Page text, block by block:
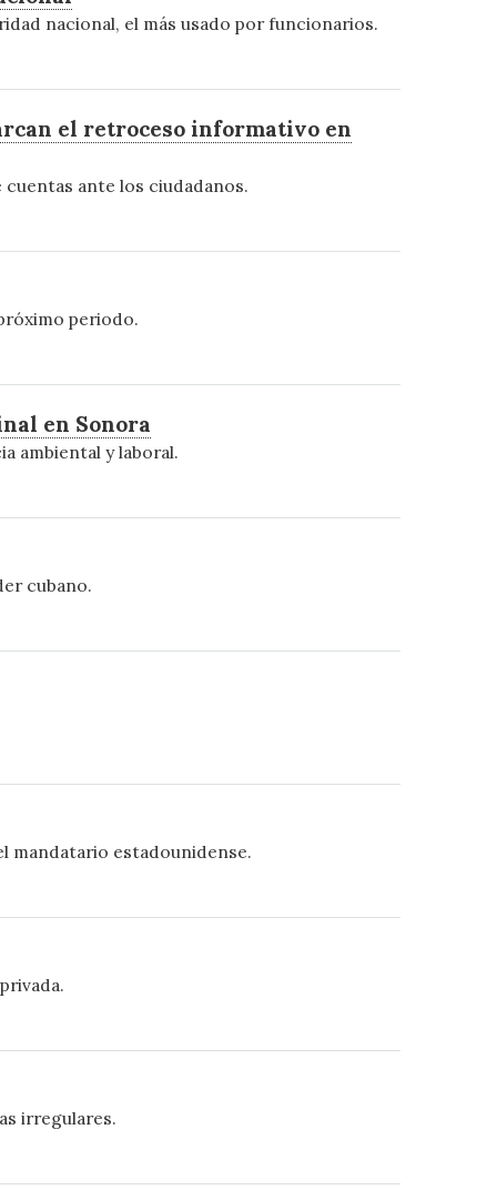
nacional, el más usado por funcionarios.
el retroceso informativo en
ante los ciudadanos.
periodo.
en Sonora
ambiental y laboral.
cubano.
mandatario estadounidense.
irregulares.